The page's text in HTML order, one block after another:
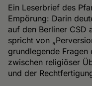
Ein Leserbrief des
Empörung: Darin
auf den Berliner CSD
spricht von
grundlegende
zwischen religiöser
und der